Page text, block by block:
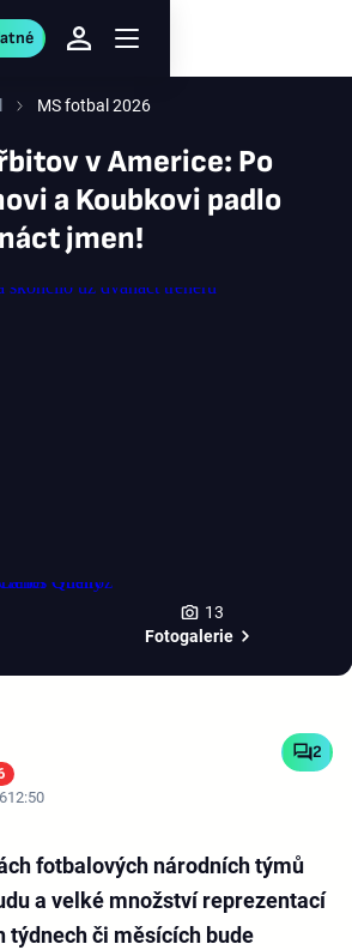
MS fotbal 2026
v Americe: Po
a Koubkovi padlo
jmen!
13
Fotogalerie
12:50
2
fotbalových národních týmů
a velké množství reprezentací
týdnech či měsících bude